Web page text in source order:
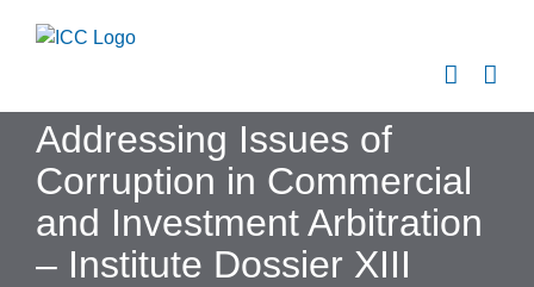
Addressing Issues of
Corruption in Commercial
and Investment Arbitration
– Institute Dossier XIII